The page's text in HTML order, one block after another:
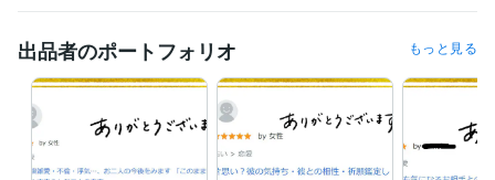
御心の深層に響く鑑定を
できる限り
早くお届けできるように
精進しております
24時間以内にお返事いたします
出品者のポートフォリオ もっと見る